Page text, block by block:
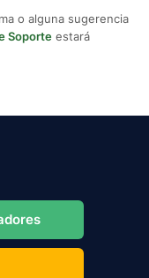
o alguna sugerencia
Soporte estará